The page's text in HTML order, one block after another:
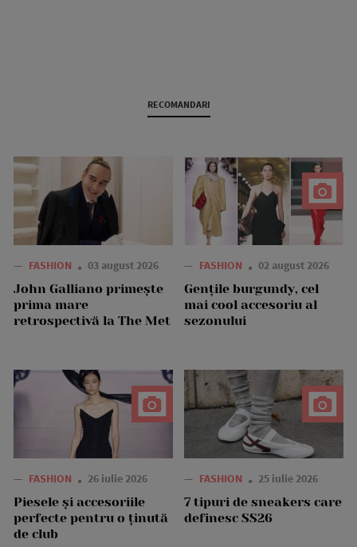
RECOMANDARI
— FASHION 03 august 2026
John Galliano primește
prima mare
retrospectivă la The Met
— FASHION 02 august 2026
Gențile burgundy, cel
mai cool accesoriu al
sezonului
— FASHION 26 iulie 2026
Piesele și accesoriile
perfecte pentru o ținută
de club
— FASHION 25 iulie 2026
7 tipuri de sneakers care
definesc SS26